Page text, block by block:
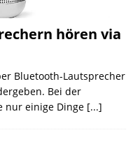
hören via
Bluetooth-Lautsprecher
Bei der
nur einige Dinge [...]